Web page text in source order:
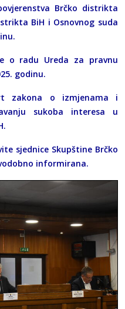
Brčko distrikta
BiH i Osnovnog suda
o radu Ureda za pravnu
godinu.
zakona o izmjenama i
sukoba interesa u
sjednice Skupštine Brčko
informirana.